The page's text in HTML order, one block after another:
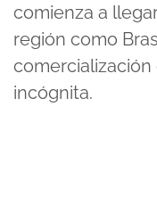
comienza a
región como
incógnita.